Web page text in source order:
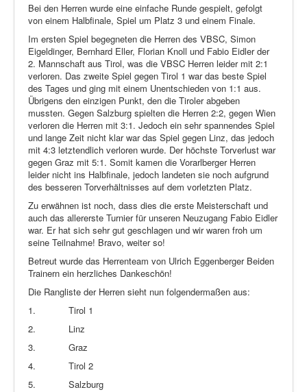
Bei den Herren wurde eine einfache Runde gespielt, gefolgt
von einem Halbfinale, Spiel um Platz 3 und einem Finale.
Im ersten Spiel begegneten die Herren des VBSC, Simon
Eigeldinger, Bernhard Eller, Florian Knoll und Fabio Eidler der
2. Mannschaft aus Tirol, was die VBSC Herren leider mit 2:1
verloren. Das zweite Spiel gegen Tirol 1 war das beste Spiel
des Tages und ging mit einem Unentschieden von 1:1 aus.
Übrigens den einzigen Punkt, den die Tiroler abgeben
mussten. Gegen Salzburg spielten die Herren 2:2, gegen Wien
verloren die Herren mit 3:1. Jedoch ein sehr spannendes Spiel
und lange Zeit nicht klar war das Spiel gegen Linz, das jedoch
mit 4:3 letztendlich verloren wurde. Der höchste Torverlust war
gegen Graz mit 5:1. Somit kamen die Vorarlberger Herren
leider nicht ins Halbfinale, jedoch landeten sie noch aufgrund
des besseren Torverhältnisses auf dem vorletzten Platz.
Zu erwähnen ist noch, dass dies die erste Meisterschaft und
auch das allererste Turnier für unseren Neuzugang Fabio Eidler
war. Er hat sich sehr gut geschlagen und wir waren froh um
seine Teilnahme! Bravo, weiter so!
Betreut wurde das Herrenteam von Ulrich Eggenberger Beiden
Trainern ein herzliches Dankeschön!
Die Rangliste der Herren sieht nun folgendermaßen aus:
1.
Tirol 1
2.
Linz
3.
Graz
4.
Tirol 2
5.
Salzburg